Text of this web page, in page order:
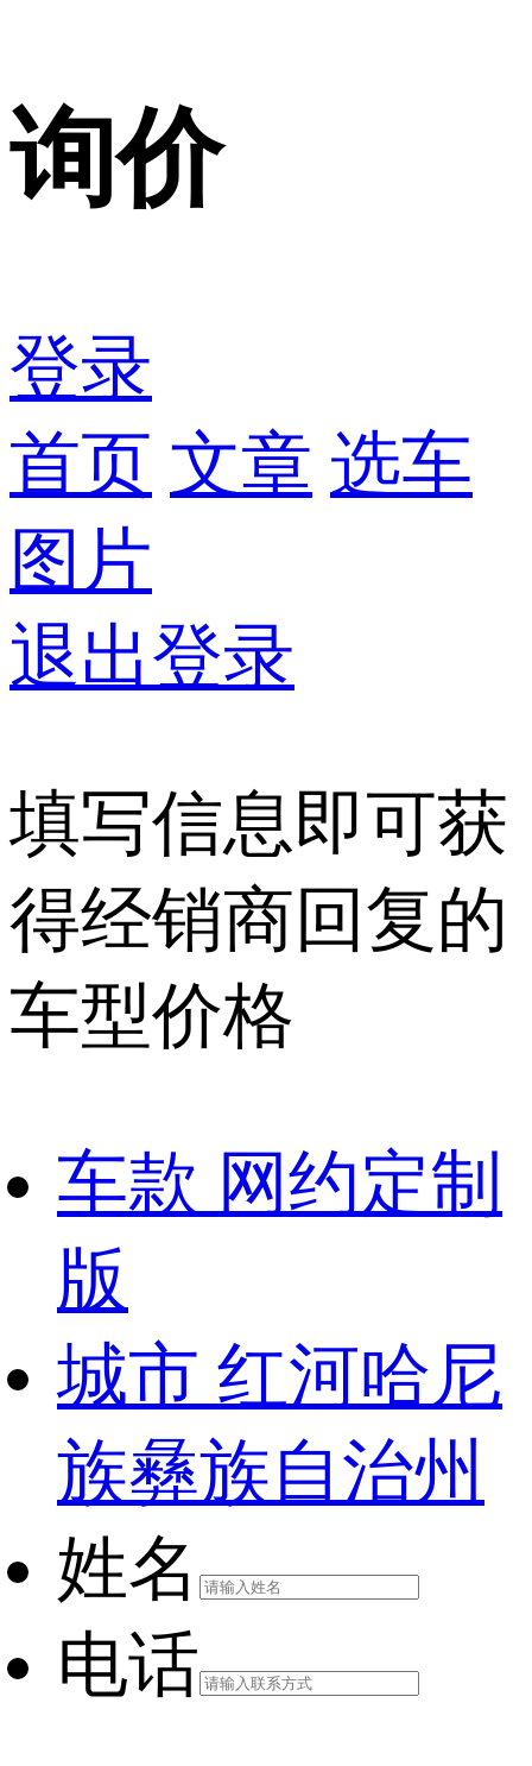
询价
登录
首页 文章 选车
图片
退出登录
填写信息即可获
得经销商回复的
车型价格
车款 网约定制
版
城市 红河哈尼
族彝族自治州
姓名
电话